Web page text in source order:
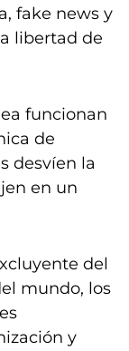
fake news y
libertad de
funcionan
de
desvíen la
en un
del
mundo, los
y